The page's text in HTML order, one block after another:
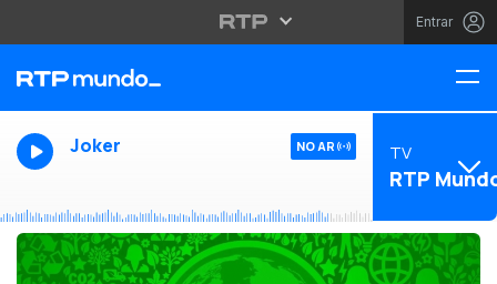
Entrar
Joker NO AR TV
RTP